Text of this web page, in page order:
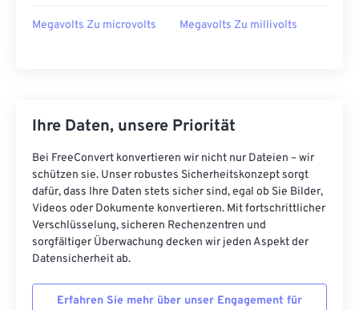
Megavolts Zu microvolts Megavolts Zu millivolts
Ihre Daten, unsere Priorität
Bei FreeConvert konvertieren wir nicht nur Dateien – wir
schützen sie. Unser robustes Sicherheitskonzept sorgt
dafür, dass Ihre Daten stets sicher sind, egal ob Sie Bilder,
Videos oder Dokumente konvertieren. Mit fortschrittlicher
Verschlüsselung, sicheren Rechenzentren und
sorgfältiger Überwachung decken wir jeden Aspekt der
Datensicherheit ab.
Erfahren Sie mehr über unser Engagement für